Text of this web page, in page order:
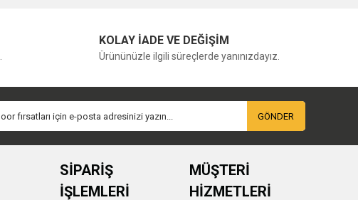
KOLAY İADE VE DEĞİŞİM
Ürününüzle ilgili süreçlerde yanınızdayız.
GÖNDER
SİPARİŞ
İŞLEMLERİ
MÜŞTERİ
HİZMETLERİ